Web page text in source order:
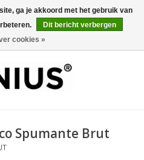
0 Artikelen - €0,00
Spumante Brut
ga je akkoord met het gebruik van
Dit bericht verbergen
cookies »